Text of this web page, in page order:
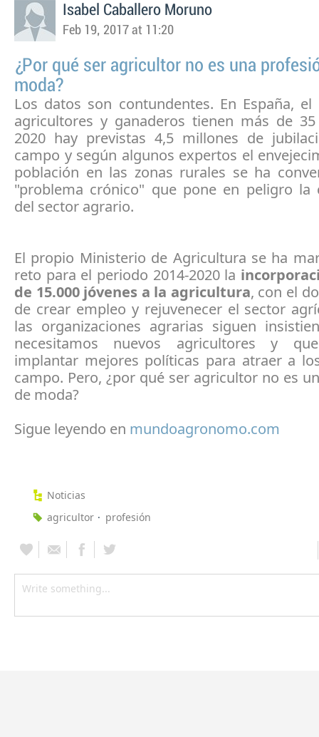
Isabel Caballero Moruno
Feb 19, 2017 at 11:20
¿Por qué ser agricultor no es una
moda?
Los datos son contundentes. En España,
agricultores y ganaderos tienen más de
2020 hay previstas 4,5 millones de
campo y según algunos expertos el
población en las zonas rurales se ha
"problema crónico" que pone en peligro la
del sector agrario.
El propio Ministerio de Agricultura se ha
reto para el periodo 2014-2020 la
de 15.000 jóvenes a la agricultura, con el
de crear empleo y rejuvenecer el sector
las organizaciones agrarias siguen
necesitamos nuevos agricultores y
implantar mejores políticas para atraer a
campo. Pero, ¿por qué ser agricultor no es
de moda?
Sigue leyendo en mundoagronomo.com
Noticias
agricultor
profesión